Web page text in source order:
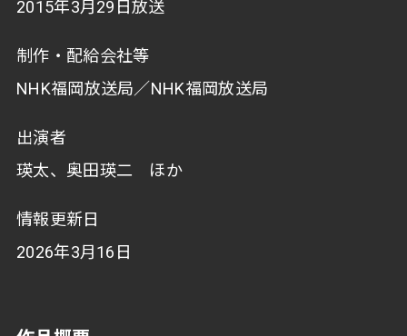
2015年3月29日放送
制作・配給会社等
NHK福岡放送局／NHK福岡放送局
出演者
瑛太、奥田瑛二 ほか
情報更新日
2026年3月16日